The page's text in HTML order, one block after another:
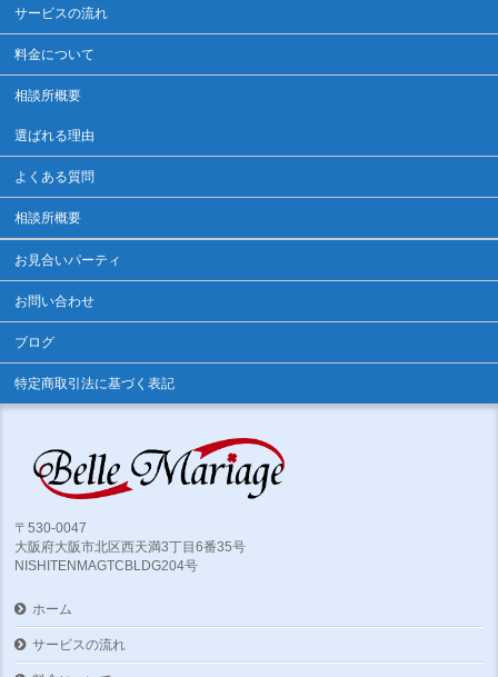
サービスの流れ
料金について
相談所概要
選ばれる理由
よくある質問
相談所概要
お見合いパーティ
お問い合わせ
ブログ
特定商取引法に基づく表記
〒530-0047
大阪府大阪市北区西天満3丁目6番35号
NISHITENMAGTCBLDG204号
ホーム
サービスの流れ